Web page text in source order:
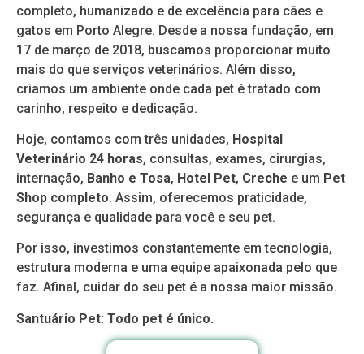
completo, humanizado e de excelência para cães e
gatos em Porto Alegre. Desde a nossa fundação, em
17 de março de 2018, buscamos proporcionar muito
mais do que serviços veterinários. Além disso,
criamos um ambiente onde cada pet é tratado com
carinho, respeito e dedicação.
Hoje, contamos com três unidades, Hospital
Veterinário 24 horas, consultas, exames, cirurgias,
internação, Banho e Tosa, Hotel Pet, Creche e um Pet
Shop completo. Assim, oferecemos praticidade,
segurança e qualidade para você e seu pet.
Por isso, investimos constantemente em tecnologia,
estrutura moderna e uma equipe apaixonada pelo que
faz. Afinal, cuidar do seu pet é a nossa maior missão.
Santuário Pet: Todo pet é único.